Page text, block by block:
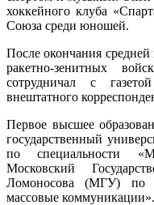
хоккейного клуба
Союза среди юношей.
После окончания
ракетно-зенитных
сотрудничал с
внештатного
Первое высшее
государственный
по специальности
Московский
Ломоносова (МГУ) по
массовые коммуникации».